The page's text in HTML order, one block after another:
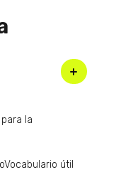
la
útil